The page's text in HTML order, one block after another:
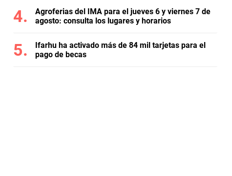
Agroferias del IMA para el jueves 6 y viernes 7 de
agosto: consulta los lugares y horarios
Ifarhu ha activado más de 84 mil tarjetas para el
pago de becas